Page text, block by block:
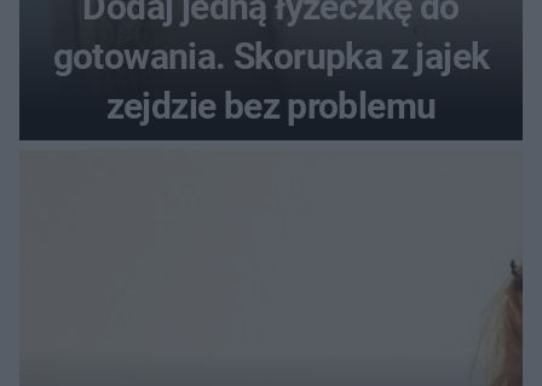
gotowania. Skorupka z jajek
zejdzie bez problemu